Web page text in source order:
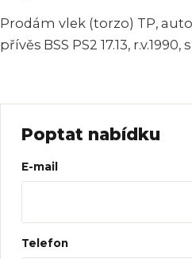
Prodám vlek (torzo) TP,
přívěs BSS PS2 17.13, r.v.1990,
Poptat nabídku
Web
E-mail
Telefon